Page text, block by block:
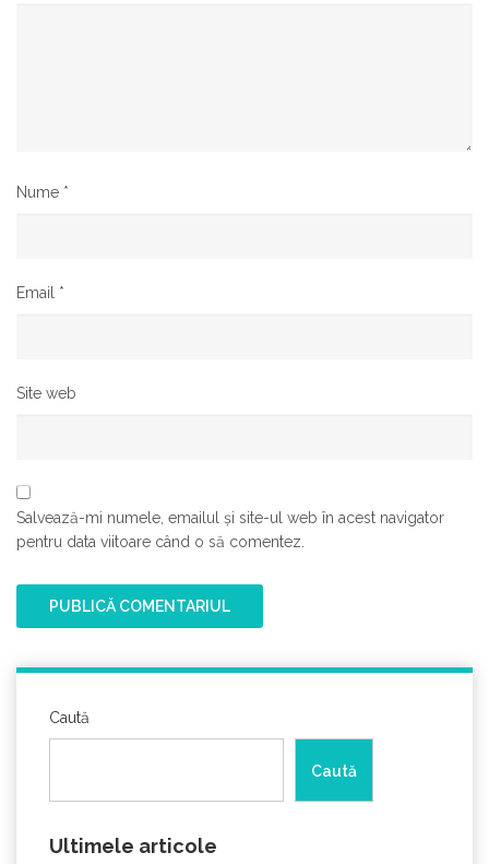
Nume *
Email *
Site web
Salvează-mi numele, emailul și site-ul web în acest navigator
pentru data viitoare când o să comentez.
Caută
Caută
Ultimele articole